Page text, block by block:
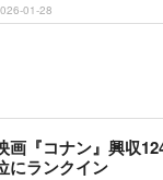
01-28
画『コナン』興収
にランクイン